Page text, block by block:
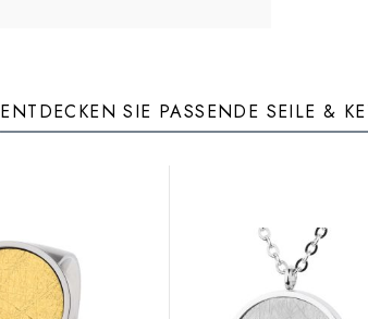
ENTDECKEN SIE PASSENDE SEILE &